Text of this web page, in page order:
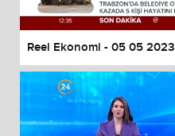
Reel Ekonomi - 05 05 2023